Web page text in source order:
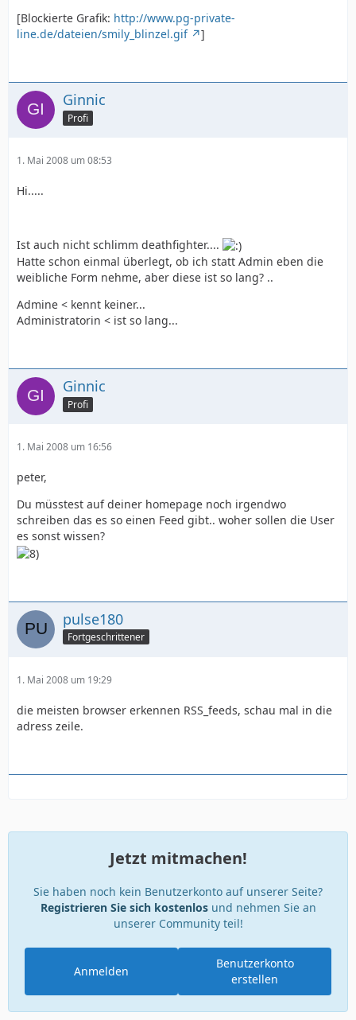
[Blockierte Grafik: http://www.pg-private-
line.de/dateien/smily_blinzel.gif
]
Ginnic
Profi
1. Mai 2008 um 08:53
Hi.....
Ist auch nicht schlimm deathfighter....
Hatte schon einmal überlegt, ob ich statt Admin eben die
weibliche Form nehme, aber diese ist so lang? ..
Admine < kennt keiner...
Administratorin < ist so lang...
Ginnic
Profi
1. Mai 2008 um 16:56
peter,
Du müsstest auf deiner homepage noch irgendwo
schreiben das es so einen Feed gibt.. woher sollen die User
es sonst wissen?
pulse180
Fortgeschrittener
1. Mai 2008 um 19:29
die meisten browser erkennen RSS_feeds, schau mal in die
adress zeile.
Jetzt mitmachen!
Sie haben noch kein Benutzerkonto auf unserer Seite?
Registrieren Sie sich kostenlosund nehmen Sie an
unserer Community teil!
Benutzerkonto
erstellen
Anmelden